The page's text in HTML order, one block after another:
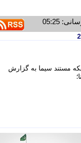
05:25
مستند سیما به گزارش